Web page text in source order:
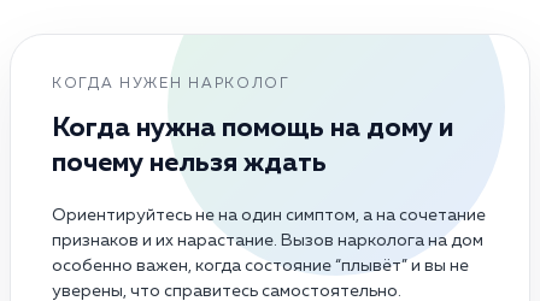
КОГДА НУЖЕН НАРКОЛОГ
Когда нужна помощь на дому и
почему нельзя ждать
Ориентируйтесь не на один симптом, а на сочетание
признаков и их нарастание. Вызов нарколога на дом
особенно важен, когда состояние “плывёт” и вы не
уверены, что справитесь самостоятельно.